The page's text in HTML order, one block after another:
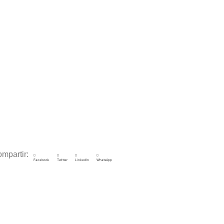
Facebook Twitter LinkedIn WhatsApp